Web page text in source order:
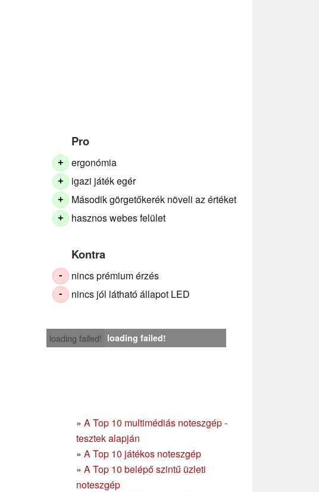
Pro
+ ergonómia
+ igazi játék egér
+ Második görgetőkerék növeli az értéket
+ hasznos webes felület
Kontra
- nincs prémium érzés
- nincs jól látható állapot LED
loading failed! loading failed!
» A Top 10 multimédiás noteszgép -
tesztek alapján
» A Top 10 játékos noteszgép
» A Top 10 belépő szintű üzleti
noteszgép